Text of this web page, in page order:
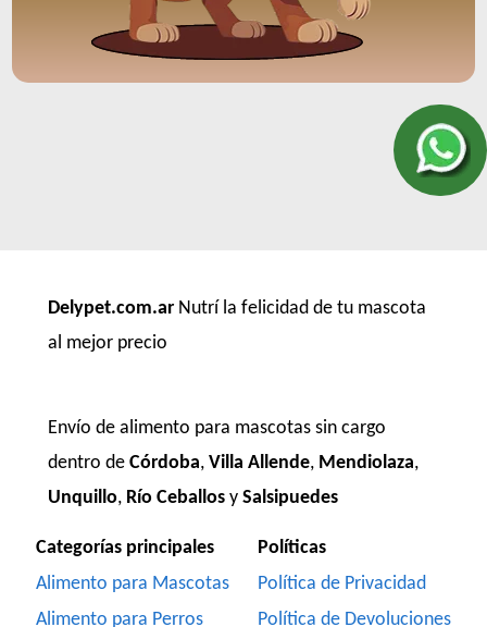
Delypet.com.ar Nutrí la felicidad de tu mascota
al mejor precio
Envío de alimento para mascotas sin cargo
dentro de Córdoba, Villa Allende, Mendiolaza,
Unquillo, Río Ceballos y Salsipuedes
Categorías principales
Alimento para Mascotas
Alimento para Perros
Políticas
Política de Privacidad
Política de Devoluciones